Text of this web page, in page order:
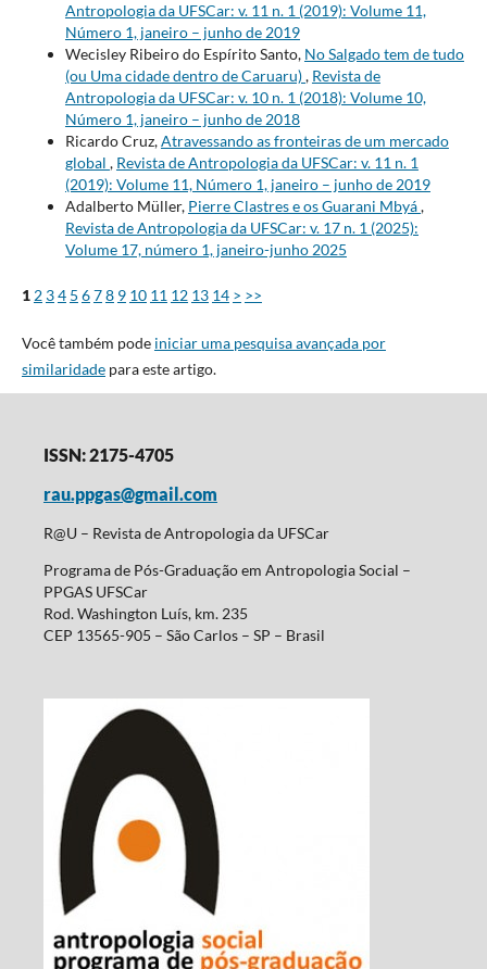
Antropologia da UFSCar: v. 11 n. 1 (2019): Volume 11,
Número 1, janeiro – junho de 2019
Wecisley Ribeiro do Espírito Santo, No Salgado tem de tudo
(ou Uma cidade dentro de Caruaru), Revista de
Antropologia da UFSCar: v. 10 n. 1 (2018): Volume 10,
Número 1, janeiro – junho de 2018
Ricardo Cruz,Atravessando as fronteiras de um mercado
global , Revista de Antropologia da UFSCar: v. 11 n. 1
(2019): Volume 11, Número 1, janeiro – junho de 2019
Adalberto Müller, Pierre Clastres e os Guarani Mbyá,
Revista de Antropologia da UFSCar: v. 17 n. 1 (2025):
Volume 17, número 1, janeiro-junho 2025
1 2 34 5 678 9 10 11 12 13 14 > >>
Você também pode iniciar uma pesquisa avançada por
similaridadepara este artigo.
ISSN: 2175-4705
rau.ppgas@gmail.com
R@U – Revista de Antropologia da UFSCar
Programa de Pós-Graduação em Antropologia Social –
PPGAS UFSCar
Rod. Washington Luís, km. 235
CEP 13565-905 – São Carlos – SP – Brasil